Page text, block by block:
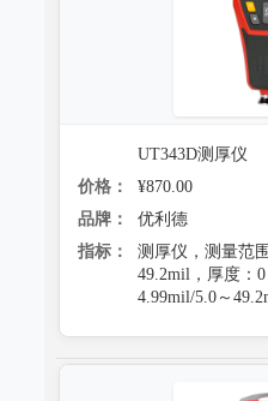
UT343D测厚仪
价格：
¥870.00
品牌：
优利德
指标：
测厚仪，测量范
49.2mil，厚度：0
4.99mil/5.0～